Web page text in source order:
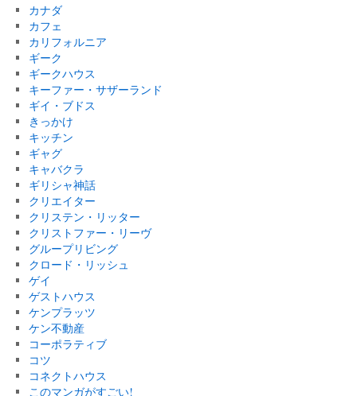
カナダ
カフェ
カリフォルニア
ギーク
ギークハウス
キーファー・サザーランド
ギイ・ブドス
きっかけ
キッチン
ギャグ
キャバクラ
ギリシャ神話
クリエイター
クリステン・リッター
クリストファー・リーヴ
グループリビング
クロード・リッシュ
ゲイ
ゲストハウス
ケンプラッツ
ケン不動産
コーポラティブ
コツ
コネクトハウス
このマンガがすごい!